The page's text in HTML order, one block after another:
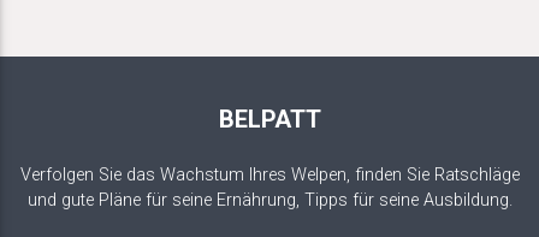
BELPATT
Verfolgen Sie das Wachstum Ihres Welpen, finden Sie Ratschläge
und gute Pläne für seine Ernährung, Tipps für seine Ausbildung.